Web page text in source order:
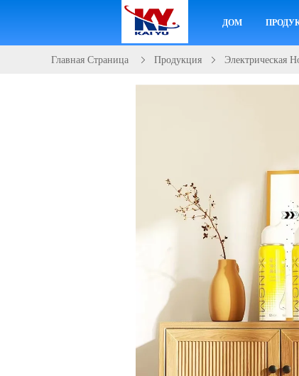
ДОМ
Главная Страница Продукция Электрическая